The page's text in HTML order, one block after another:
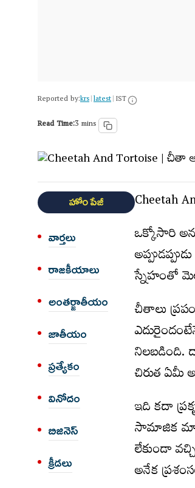
Reported by:krs|latest|IST
Read Time:3 mins
హోం పేజీ
వార్త‌లు
రాజకీయాలు
అంత‌ర్జాతీయం
జాతీయం
ప్రత్యేకం
వినోదం
బిజినెస్
క్రీడలు
Cheetah
ఒక్కోసారి
స్నేహంతో
చీతాలు
నిలబడింది.
చిరుత ఏమీ
ఇది కదా
సామాజిక
లేకుండా
అనేక